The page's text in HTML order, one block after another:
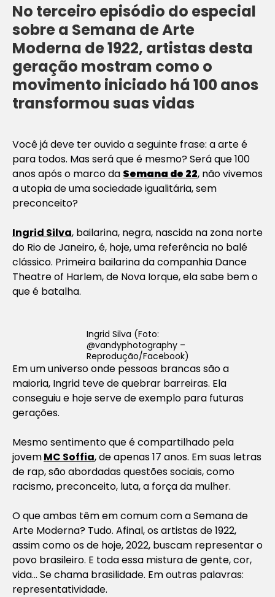
No terceiro episódio do especial
sobre a Semana de Arte
Moderna de 1922, artistas desta
geração mostram como o
movimento iniciado há 100 anos
transformou suas vidas
Você já deve ter ouvido a seguinte frase: a arte é
para todos. Mas será que é mesmo? Será que 100
anos após o marco da Semana de 22, não vivemos
a utopia de uma sociedade igualitária, sem
preconceito?
Ingrid Silva, bailarina, negra, nascida na zona norte
do Rio de Janeiro, é, hoje, uma referência no balé
clássico. Primeira bailarina da companhia Dance
Theatre of Harlem, de Nova Iorque, ela sabe bem o
que é batalha.
Ingrid Silva (Foto:
@vandyphotography –
Reprodução/Facebook)
Em um universo onde pessoas brancas são a
maioria, Ingrid teve de quebrar barreiras. Ela
conseguiu e hoje serve de exemplo para futuras
gerações.
Mesmo sentimento que é compartilhado pela
jovemMC Soffia, de apenas 17 anos. Em suas letras
de rap, são abordadas questões sociais, como
racismo, preconceito, luta, a força da mulher.
O que ambas têm em comum com a Semana de
Arte Moderna? Tudo. Afinal, os artistas de 1922,
assim como os de hoje, 2022, buscam representar o
povo brasileiro. E toda essa mistura de gente, cor,
vida… Se chama brasilidade. Em outras palavras:
representatividade.